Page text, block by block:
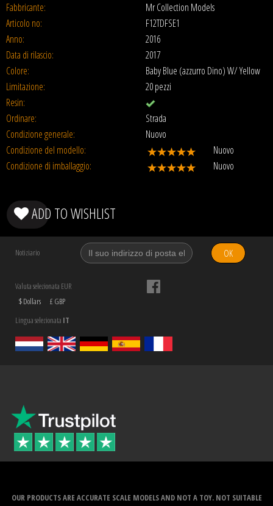
Fabbricante:
Mr Collection Models
Articolo no:
F12TDFSE1
Anno:
2016
Data di rilascio:
2017
Colore:
Baby Blue (azzurro Dino) W/ Yellow
Limitazione:
20 pezzi
Resin:
Ordinare:
Strada
Condizione generale:
Nuovo
Condizione del modello:
Nuovo
Condizione di imballaggio:
Nuovo
ADD TO WISHLIST
Notiziario OK
Valuta selezionata EUR
$ Dollars
£ GBP
Lingua selezionata IT
OUR PRODUCTS ARE ACCURATE SCALE MODELS AND NOT A TOY. NOT SUITABLE